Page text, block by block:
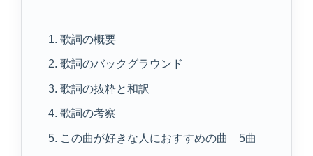
1. 歌詞の概要
2. 歌詞のバックグラウンド
3. 歌詞の抜粋と和訳
4. 歌詞の考察
5. この曲が好きな人におすすめの曲 5曲